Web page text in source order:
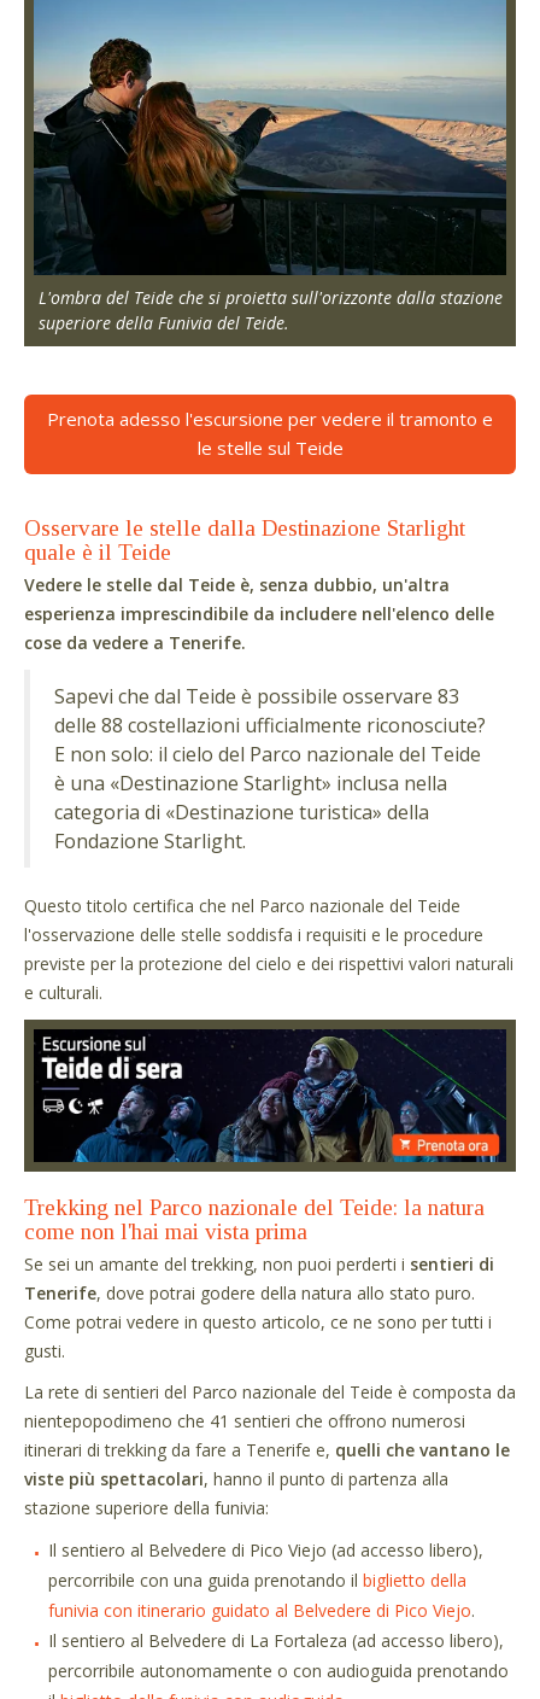
L'ombra del Teide che si proietta sull'orizzonte dalla stazione
superiore della Funivia del Teide.
Prenota adesso l'escursione per vedere il tramonto e
le stelle sul Teide
Osservare le stelle dalla Destinazione Starlight
quale è il Teide
Vedere le stelle dal Teide è, senza dubbio, un'altra
esperienza imprescindibile da includere nell'elenco delle
cose da vedere a Tenerife.
Sapevi che dal Teide è possibile osservare 83
delle 88 costellazioni ufficialmente riconosciute?
E non solo: il cielo del Parco nazionale del Teide
è una «Destinazione Starlight» inclusa nella
categoria di «Destinazione turistica» della
Fondazione Starlight.
Questo titolo certifica che nel Parco nazionale del Teide
l'osservazione delle stelle soddisfa i requisiti e le procedure
previste per la protezione del cielo e dei rispettivi valori naturali
e culturali.
Trekking nel Parco nazionale del Teide: la natura
come non l'hai mai vista prima
Se sei un amante del trekking, non puoi perderti i sentieri di
Tenerife, dove potrai godere della natura allo stato puro.
Come potrai vedere in questo articolo, ce ne sono per tutti i
gusti.
La rete di sentieri del Parco nazionale del Teide è composta da
nientepopodimeno che 41 sentieri che offrono numerosi
itinerari di trekking da fare a Tenerife e, quelli che vantano le
viste più spettacolari, hanno il punto di partenza alla
stazione superiore della funivia:
Il sentiero al Belvedere di Pico Viejo (ad accesso libero),
percorribile con una guida prenotando il biglietto della
funivia con itinerario guidato al Belvedere di Pico Viejo.
Il sentiero al Belvedere di La Fortaleza (ad accesso libero),
percorribile autonomamente o con audioguida prenotando